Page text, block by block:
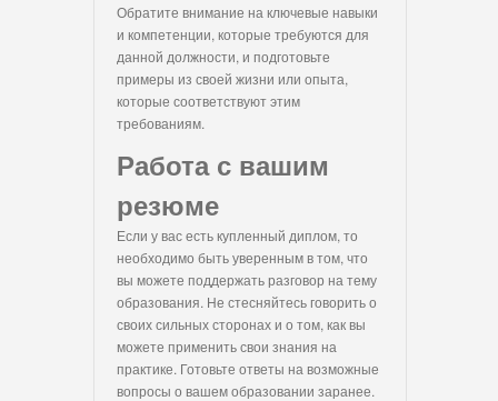
Обратите внимание на ключевые навыки
и компетенции, которые требуются для
данной должности, и подготовьте
примеры из своей жизни или опыта,
которые соответствуют этим
требованиям.
Работа с вашим
резюме
Если у вас есть купленный диплом, то
необходимо быть уверенным в том, что
вы можете поддержать разговор на тему
образования. Не стесняйтесь говорить о
своих сильных сторонах и о том, как вы
можете применить свои знания на
практике. Готовьте ответы на возможные
вопросы о вашем образовании заранее.